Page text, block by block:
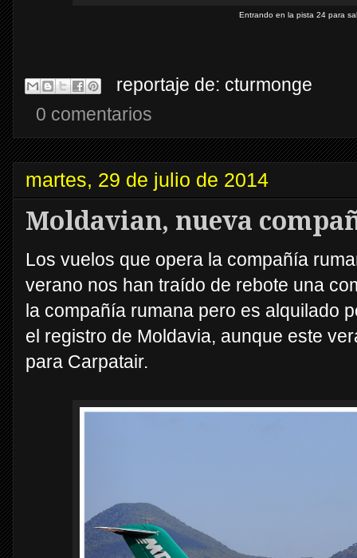
Entrando en la pista 24 para
reportaje de: cturmonge
0 comentarios
martes, 29 de julio de 2014
Moldavian, nueva
Los vuelos que opera la compañía
verano nos han traído de rebote una
la compañía rumana pero es alquilado
el registro de Moldavia, aunque este
para Carpatair.